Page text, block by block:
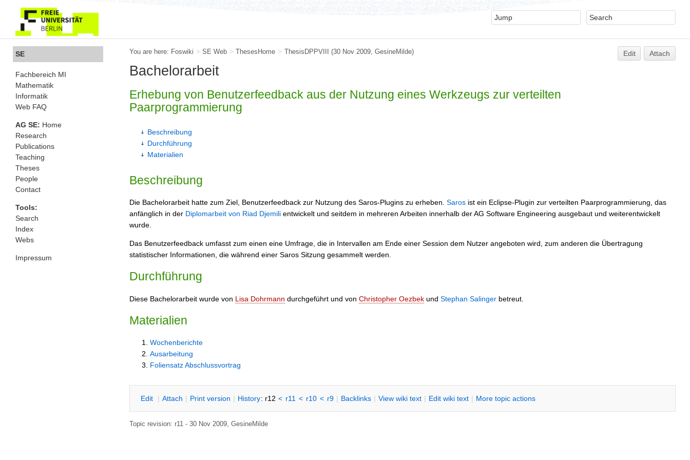
You are here: Foswiki > SE Web > ThesesHome > ThesisDPPVIII (30 Nov 2009, GesineMilde) Edit Attach
Bachelorarbeit
Erhebung von Benutzerfeedback aus der Nutzung eines Werkzeugs zur verteilten
Paarprogrammierung
Beschreibung
Durchführung
Materialien
Beschreibung
Die Bachelorarbeit hatte zum Ziel, Benutzerfeedback zur Nutzung des Saros-Plugins zu erheben. Saros ist ein Eclipse-Plugin zur verteilten Paarprogrammierung, das
anfänglich in der Diplomarbeit von Riad Djemili entwickelt und seitdem in mehreren Arbeiten innerhalb der AG Software Engineering ausgebaut und weiterentwickelt
wurde.
Das Benutzerfeedback umfasst zum einen eine Umfrage, die in Intervallen am Ende einer Session dem Nutzer angeboten wird, zum anderen die Übertragung
statistischer Informationen, die während einer Saros Sitzung gesammelt werden.
Durchführung
Diese Bachelorarbeit wurde von Lisa Dohrmann durchgeführt und von Christopher Oezbek und Stephan Salinger betreut.
Materialien
Wochenberichte
Ausarbeitung
Foliensatz Abschlussvortrag
Edit | Attach | Print version | History: r12 < r11 < r10 < r9 | Backlinks | View wiki text | Edit wiki text | More topic actions
Topic revision: r11 - 30 Nov 2009, GesineMilde
SE
Fachbereich MI
Mathematik
Informatik
Web FAQ
AG SE: Home
Research
Publications
Teaching
Theses
People
Contact
Tools:
Search
Index
Webs
Impressum